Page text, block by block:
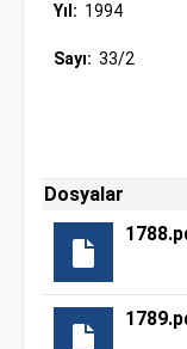
Yıl: 1994
Sayı: 33/2
Dosyalar